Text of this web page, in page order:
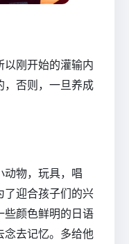
以刚开始的灌输内
，否则，一旦养成
动物，玩具，唱
了迎合孩子们的兴
些颜色鲜明的日语
念去记忆。多给他